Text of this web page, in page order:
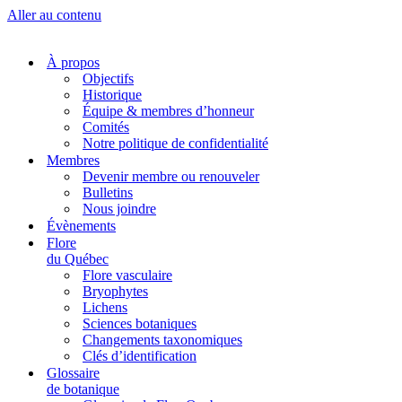
Aller au contenu
À propos
Objectifs
Historique
Équipe & membres d’honneur
Comités
Notre politique de confidentialité
Membres
Devenir membre ou renouveler
Bulletins
Nous joindre
Évènements
Flore
du Québec
Flore vasculaire
Bryophytes
Lichens
Sciences botaniques
Changements taxonomiques
Clés d’identification
Glossaire
de botanique